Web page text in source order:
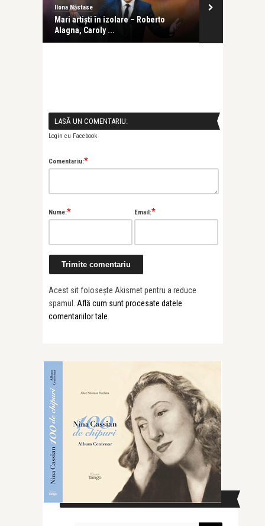
Ilona Năstase
Mari artiști în izolare – Roberto
Alagna, Caroly ...
LASĂ UN COMENTARIU:
Login cu Facebook
Comentariu:*
Nume:* Email:*
Acest sit folosește Akismet pentru a reduce
spamul. Află cum sunt procesate datele
comentariilor tale
CAUTĂ ÎN SITE